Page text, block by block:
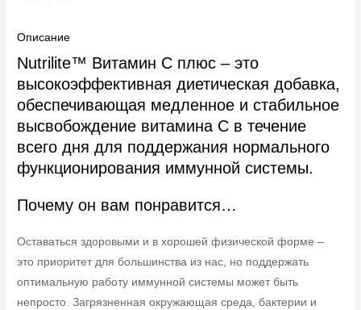
Описание
Nutrilite™ Витамин C плюс – это
высокоэффективная диетическая добавка,
обеспечивающая медленное и стабильное
высвобождение витамина C в течение
всего дня для поддержания нормального
функционирования иммунной системы.
Почему он вам понравится…
Оставаться здоровыми и в хорошей физической форме –
это приоритет для большинства из нас, но поддержать
оптимальную работу иммунной системы может быть
непросто. Загрязненная окружающая среда, бактерии и